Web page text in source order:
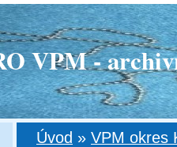
VPM -
Úvod » VPM okres